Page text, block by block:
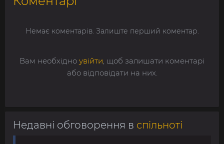
Немає коментарів. Залиште перший коментар.
Вам необхідно увійти, щоб залишати коментарі
або відповідати на них.
Недавні обговорення в спільноті